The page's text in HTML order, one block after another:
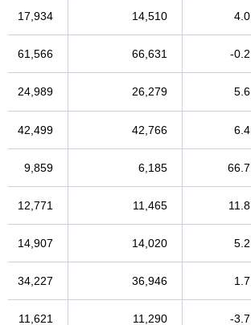
17,934 14,510 4.0
61,566 66,631 -0.2
24,989 26,279 5.6
42,499 42,766 6.4
9,859 6,185 66.7
12,771 11,465 11.8
14,907 14,020 5.2
34,227 36,946 1.7
11,621 11,290 -3.7